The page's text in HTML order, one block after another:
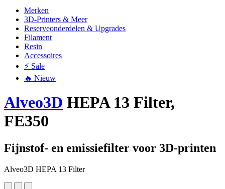
Merken
3D-Printers & Meer
Reserveonderdelen & Upgrades
Filament
Resin
Accessoires
⚡ Sale
🔥 Nieuw
Alveo3D HEPA 13 Filter,
FE350
Fijnstof- en emissiefilter voor 3D-printen
Alveo3D HEPA 13 Filter